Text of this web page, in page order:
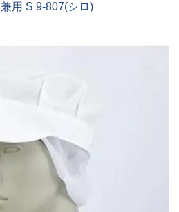
用 S 9-807(シロ)